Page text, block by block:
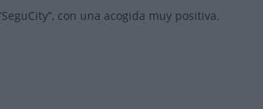
con una acogida muy positiva.